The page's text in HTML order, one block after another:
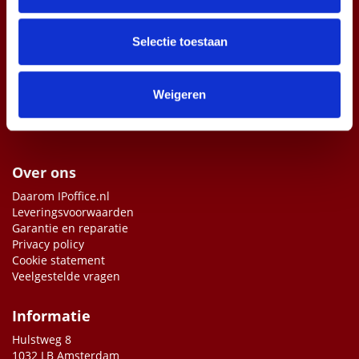
partners voor social media, adverteren en analyse. Deze
partners kunnen deze gegevens combineren met andere
informatie die u aan ze heeft verstrekt of die ze hebben
Selectie toestaan
Weigeren
Over ons
Daarom IPoffice.nl
Leveringsvoorwaarden
Garantie en reparatie
Privacy policy
Cookie statement
Veelgestelde vragen
Informatie
Hulstweg 8
1032 LB Amsterdam